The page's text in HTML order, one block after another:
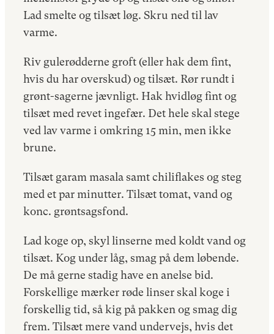
Lad smelte og tilsæt løg. Skru ned til lav
varme.
Riv gulerødderne groft (eller hak dem fint,
hvis du har overskud) og tilsæt. Rør rundt i
grønt-sagerne jævnligt. Hak hvidløg fint og
tilsæt med revet ingefær. Det hele skal stege
ved lav varme i omkring 15 min, men ikke
brune.
Tilsæt garam masala samt chiliflakes og steg
med et par minutter. Tilsæt tomat, vand og
konc. grøntsagsfond.
Lad koge op, skyl linserne med koldt vand og
tilsæt. Kog under låg, smag på dem løbende.
De må gerne stadig have en anelse bid.
Forskellige mærker røde linser skal koge i
forskellig tid, så kig på pakken og smag dig
frem. Tilsæt mere vand undervejs, hvis det